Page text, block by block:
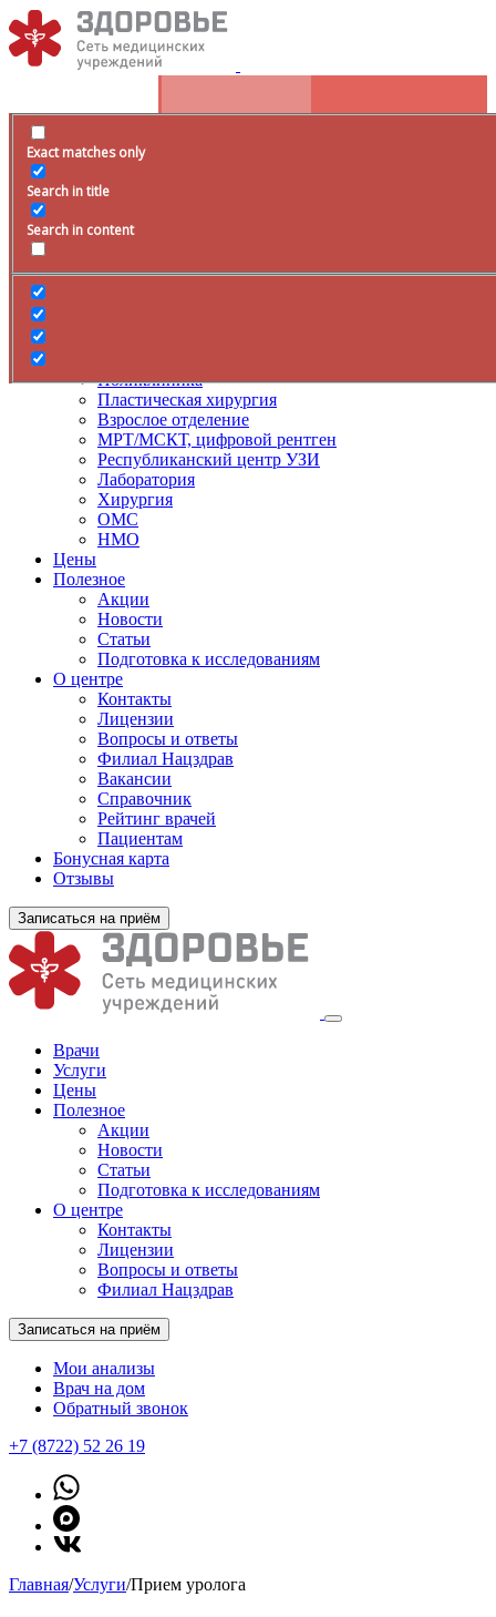
Exact matches only
Search in title
Search in content
Расписание
+79285399105 Время работы
Поликлиника
Пластическая хирургия
Взрослое отделение
МРТ/МСКТ, цифровой рентген
Республиканский центр УЗИ
Лаборатория
Хирургия
ОМС
НМО
Цены
Полезное
Акции
Новости
Статьи
Подготовка к исследованиям
О центре
Контакты
Лицензии
Вопросы и ответы
Филиал Нацздрав
Вакансии
Справочник
Рейтинг врачей
Пациентам
Бонусная карта
Отзывы
Записаться на приём
Врачи
Услуги
Цены
Полезное
Акции
Новости
Статьи
Подготовка к исследованиям
О центре
Контакты
Лицензии
Вопросы и ответы
Филиал Нацздрав
Записаться на приём
Мои анализы
Врач на дом
Обратный звонок
+7 (8722) 52 26 19
Главная/Услуги/Прием уролога